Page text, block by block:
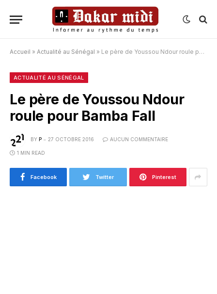
Accueil » Actualité au Sénégal » Le père de Youssou Ndour roule pour Bamba Fall
ACTUALITÉ AU SÉNÉGAL
Le père de Youssou Ndour
roule pour Bamba Fall
BY P 27 OCTOBRE 2016 AUCUN COMMENTAIRE
1 MIN READ
Facebook Twitter Pinterest